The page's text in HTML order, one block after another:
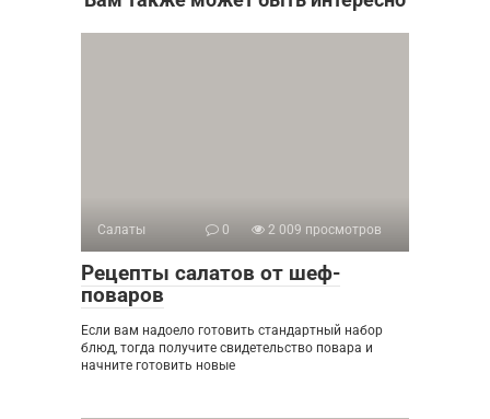
Салаты 0 2 009 просмотров
Рецепты салатов от шеф-
поваров
Если вам надоело готовить стандартный набор
блюд, тогда получите свидетельство повара и
начните готовить новые